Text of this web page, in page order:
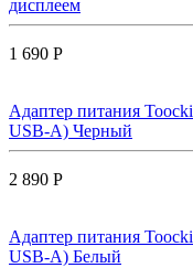
дисплеем
1 690 Р
Адаптер питания
USB-A) Черный
2 890 Р
Адаптер питания
USB-A) Белый